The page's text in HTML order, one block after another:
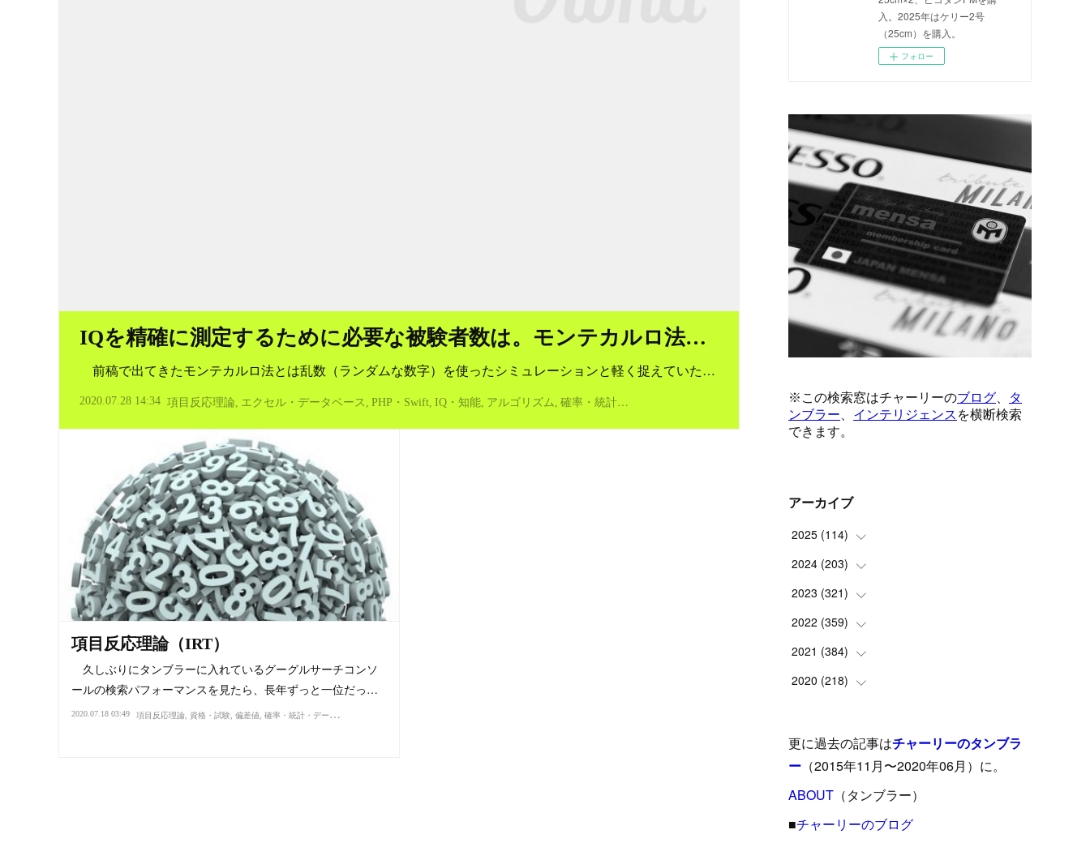
IQを精確に測定するために必要な被験者数は。モンテカルロ法…
前稿で出てきたモンテカルロ法とは乱数（ランダムな数字）を使ったシミュレーションと軽く捉えていた…
2020.07.28 14:34 項目反応理論 エクセル・データベース PHP・Swift IQ・知能 アルゴリズム 確率・統計・データ分析
項目反応理論（IRT）
久しぶりにタンブラーに入れているグーグルサーチコンソ
ールの検索パフォーマンスを見たら、長年ずっと一位だっ…
2020.07.18 03:49 項目反応理論 資格・試験 偏差値 確率・統計・データ分析
入。2025年はケリー2号
（25cm）を購入。
フォロー
アーカイブ
2025 (114)
(1)
(8)
(6)
(9)
(5 )
15
(24)
(8 )
17
2024 (203)
(24)
(10)
(18)
(17)
16
(12)
(19 )
(13
2023 (321)
(25)
(17)
(35)
33 )
(26)
(27 )
(29
2022 (359)
(42)
(37)
(31)
(31)
(31 )
(26
2021 (384)
(9)
(39)
(23)
(40 )
(55
2020 (218)
(24)
(42)
(24 )
(33
更に過去の記事はチャーリーのタンブラ
ー （2015年11月〜2020年06月）に。
ABOUT （タンブラー）
■チャーリーのブログ